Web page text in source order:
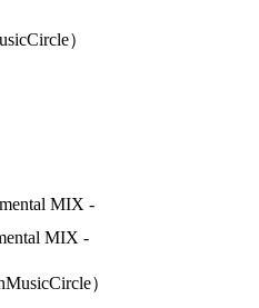
）
MIX -
MIX -
）